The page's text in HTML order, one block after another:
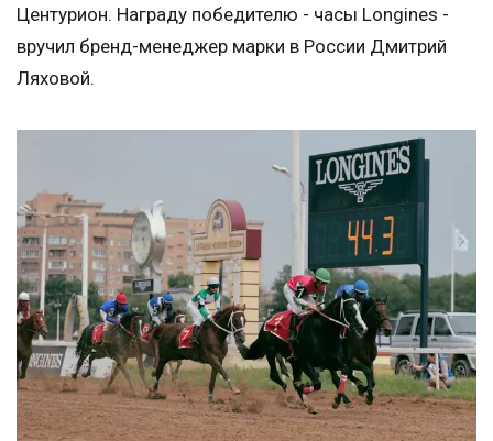
Центурион. Награду победителю - часы Longines -
вручил бренд-менеджер марки в России Дмитрий
Ляховой.